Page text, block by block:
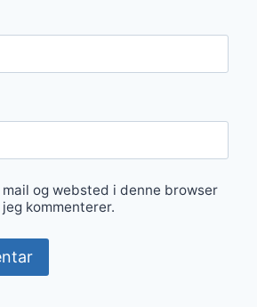
mail og websted i denne browser
kommenterer.